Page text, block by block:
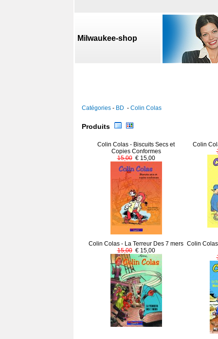
Milwaukee-shop
Catégories- BD - Colin Colas
Produits
Colin Colas - Biscuits Secs et
Copies Conformes
15,00€ 15,00
Colin
Colin Colas - La Terreur Des 7 mers
15,00€ 15,00
Colin